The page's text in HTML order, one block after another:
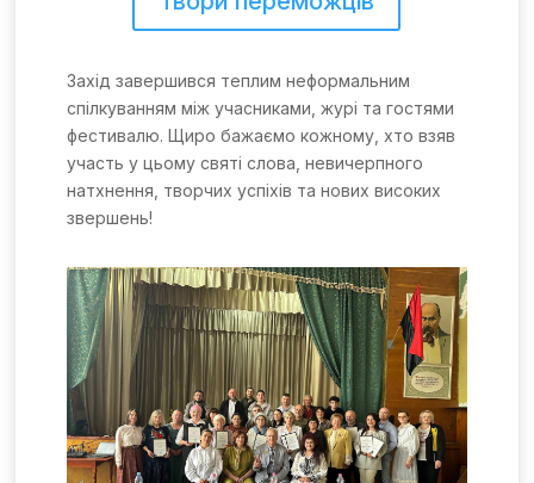
Захід завершився теплим неформальним
спілкуванням між учасниками, журі та гостями
фестивалю. Щиро бажаємо кожному, хто взяв
участь у цьому святі слова, невичерпного
натхнення, творчих успіхів та нових високих
звершень!